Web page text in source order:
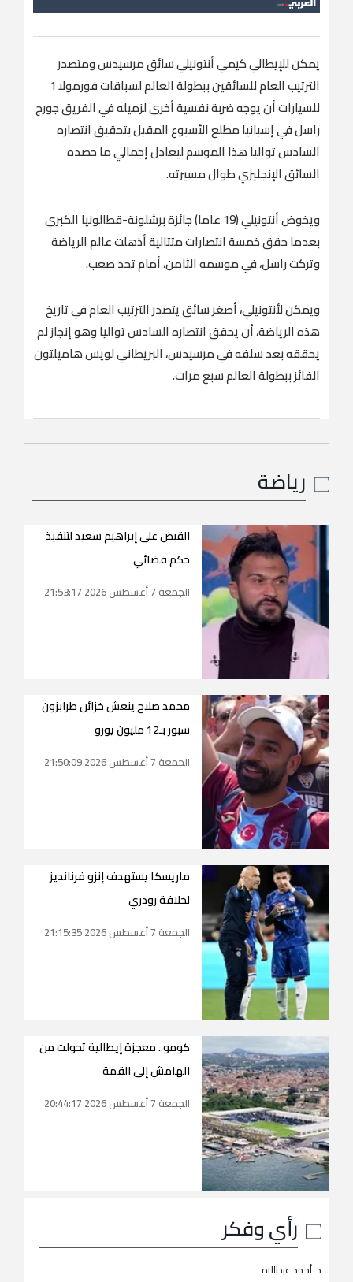
يمكن للإيطالي كيمي أنتونيلي سائق مرسيدس ومتصدر
للسيارات أن يوجه ضربة نفسية أخرى لزميله في الفريق جورج
راسل في إسبانيا مطلع الأسبوع المقبل بتحقيق انتصاره
السادس تواليا هذا الموسم ليعادل إجمالي ما حصده
السائق الإنجليزي طوال مسيرته.
ويخوض أنتونيلي (19 عاما) جائزة برشلونة-قطالونيا الكبرى
بعدما حقق خمسة انتصارات متتالية أذهلت عالم الرياضة
وتركت راسل، في موسمه الثامن، أمام تحد صعب.
ويمكن لأنتونيلي، أصغر سائق يتصدر الترتيب العام في تاريخ
هذه الرياضة، أن يحقق انتصاره السادس تواليا وهو إنجاز لم
يحققه بعد سلفه في مرسيدس، البريطاني لويس هاميلتون
الفائز ببطولة العالم سبع مرات.
رياضة
القبض على إبراهيم سعيد لتنفيذ
حكم قضائي
الجمعة 7 أغسطس 2026 21:53:17
محمد صلاح ينعش خزائن طرابزون
سبور بـ12 مليون يورو
الجمعة 7 أغسطس 2026 21:50:09
ماريسكا يستهدف إنزو فرنانديز
لخلافة رودري
الجمعة 7 أغسطس 2026 21:15:35
كومو.. معجزة إيطالية تحولت من
الهامش إلى القمة
الجمعة 7 أغسطس 2026 20:44:17
رأي وفكر
د. أحمد عبداللاه